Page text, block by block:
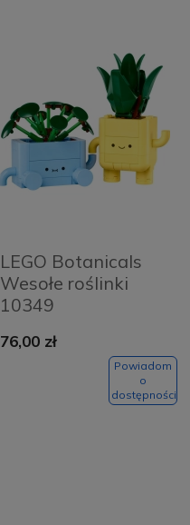
LEGO Botanicals
Wesołe roślinki
10349
76,00 zł
Powiadom
o
dostępności